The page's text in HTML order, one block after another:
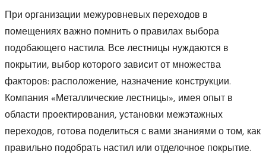
При организации межуровневых переходов в
помещениях важно помнить о правилах выбора
подобающего настила. Все лестницы нуждаются в
покрытии, выбор которого зависит от множества
факторов: расположение, назначение конструкции.
Компания «Металлические лестницы», имея опыт в
области проектирования, установки межэтажных
переходов, готова поделиться с вами знаниями о том, как
правильно подобрать настил или отделочное покрытие.